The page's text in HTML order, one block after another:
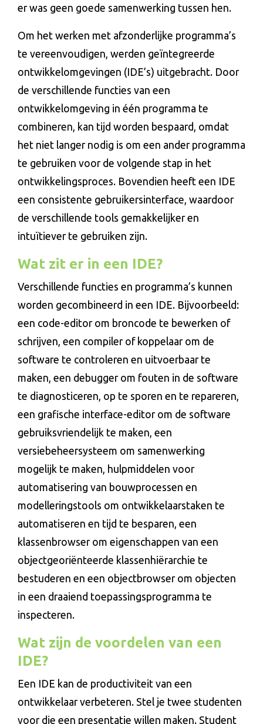
er was geen goede samenwerking tussen hen.
Om het werken met afzonderlijke programma’s
te vereenvoudigen, werden geïntegreerde
ontwikkelomgevingen (IDE’s) uitgebracht. Door
de verschillende functies van een
ontwikkelomgeving in één programma te
combineren, kan tijd worden bespaard, omdat
het niet langer nodig is om een ander programma
te gebruiken voor de volgende stap in het
ontwikkelingsproces. Bovendien heeft een IDE
een consistente gebruikersinterface, waardoor
de verschillende tools gemakkelijker en
intuïtiever te gebruiken zijn.
Wat zit er in een IDE?
Verschillende functies en programma’s kunnen
worden gecombineerd in een IDE. Bijvoorbeeld:
een code-editor om broncode te bewerken of
schrijven, een compiler of koppelaar om de
software te controleren en uitvoerbaar te
maken, een debugger om fouten in de software
te diagnosticeren, op te sporen en te repareren,
een grafische interface-editor om de software
gebruiksvriendelijk te maken, een
versiebeheersysteem om samenwerking
mogelijk te maken, hulpmiddelen voor
automatisering van bouwprocessen en
modelleringstools om ontwikkelaarstaken te
automatiseren en tijd te besparen, een
klassenbrowser om eigenschappen van een
objectgeoriënteerde klassenhiërarchie te
bestuderen en een objectbrowser om objecten
in een draaiend toepassingsprogramma te
inspecteren.
Wat zijn de voordelen van een
IDE?
Een IDE kan de productiviteit van een
ontwikkelaar verbeteren. Stel je twee studenten
voor die een presentatie willen maken. Student